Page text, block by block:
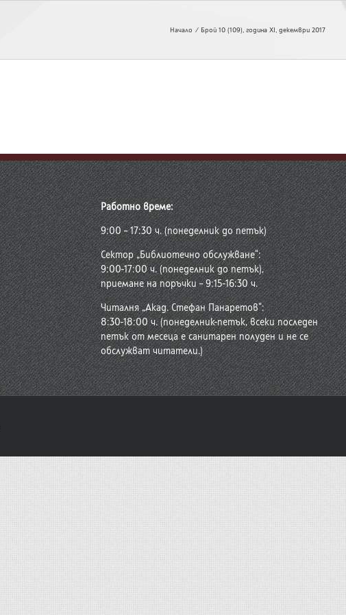
Начало Брой 10 (109), година XI, декември 2017
Работно време:
9:00 – 17:30 ч. (понеделник до петък)
Сектор „Библиотечно обслужване“:
9:00-17:00 ч. (понеделник до петък),
приемане на поръчки – 9:15-16:30 ч.
Читалня „Акад. Стефан Панаретов“:
8:30-18:00 ч. (понеделник-петък, всеки последен
петък от месеца е санитарен полуден и не се
обслужват читатели.)